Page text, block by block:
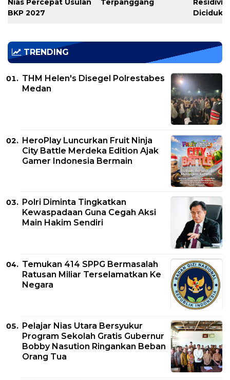
Nias Percepat Usulan
BKP 2027
Terpanggang
Residivis
Diciduk
TRENDING
THM Helen's Disegel Polrestabes
Medan
HeroPlay Luncurkan Fruit Ninja
City Battle Merdeka Edition Ajak
Gamer Indonesia Bermain
Polri Diminta Tingkatkan
Kewaspadaan Guna Cegah Aksi
Main Hakim Sendiri
Temukan 414 SPPG Bermasalah
Ratusan Miliar Terselamatkan Ke
Negara
Pelajar Nias Utara Bersyukur
Program Sekolah Gratis Gubernur
Bobby Nasution Ringankan Beban
Orang Tua